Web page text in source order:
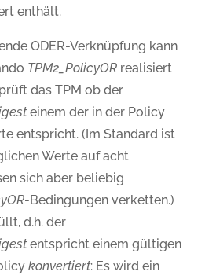
enthält.
ODER-Verknüpfung kann
TPM2_PolicyORrealisiert
das TPM ob der
einem der in der Policy
entspricht. (Im Standard ist
Werte auf acht
sich aber beliebig
-Bedingungen verketten.)
d.h. der
entspricht einem gültigen
konvertiert: Es wird ein